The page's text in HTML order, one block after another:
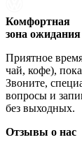
Комфортная
зона ожидания
Приятное
чай, кофе),
Звоните,
вопросы и
без выходных.
Отзывы о нас